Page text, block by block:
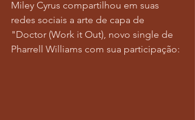
Miley Cyrus compartilhou em suas
redes sociais a arte de capa de
"Doctor (Work it Out), novo single de
Pharrell Williams com sua participação: